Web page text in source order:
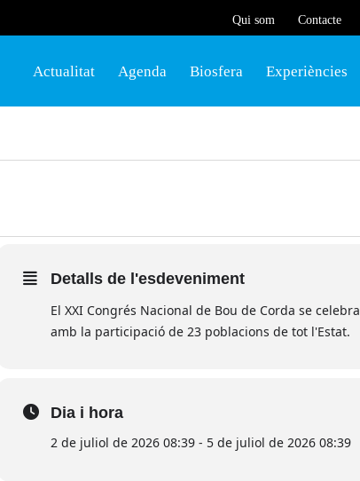
Qui som Contacte
Actualitat Agenda Biosfera Experiències
Detalls de l'esdeveniment
El XXI Congrés Nacional de Bou de Corda se
amb la participació de 23 poblacions de tot l'Estat.
Dia i hora
2 de juliol de 2026 08:39 - 5 de juliol de 2026 08:39